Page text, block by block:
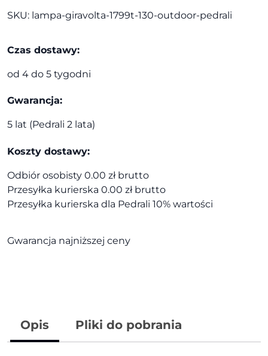
Outdoor
Pedrali
SKU: lampa-giravolta-1799t-130-outdoor-pedrali
Czas dostawy:
od 4 do 5 tygodni
Gwarancja:
5 lat (Pedrali 2 lata)
Koszty dostawy:
Odbiór osobisty 0.00 zł brutto
Przesyłka kurierska 0.00 zł brutto
Przesyłka kurierska dla Pedrali 10% wartości
Gwarancja najniższej ceny
Opis Pliki do pobrania